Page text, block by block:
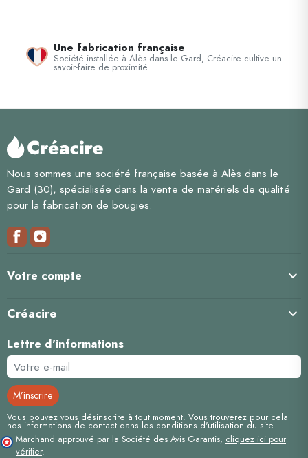
Une fabrication française
Société installée à Alès dans le Gard, Créacire cultive un
savoir-faire de proximité.
Nous sommes une société française basée à Alès dans le
Gard (30), spécialisée dans la vente de matériels de qualité
pour la fabrication de bougies.
Votre compte 
Créacire 
Lettre d'informations
Vous pouvez vous désinscrire à tout moment. Vous trouverez pour cela
nos informations de contact dans les conditions d'utilisation du site.
Marchand approuvé par la Société des Avis Garantis, cliquez ici pour
vérifier.